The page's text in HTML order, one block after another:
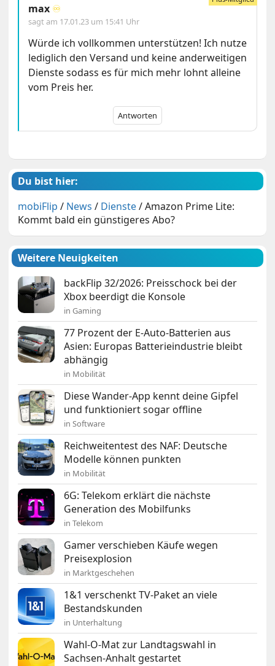
max ♾️
sagt am 17.01.23 um 15:41 Uhr
Würde ich vollkommen unterstützen! Ich nutze
lediglich den Versand und keine anderweitigen
Dienste sodass es für mich mehr lohnt alleine
vom Preis her.
Antworten
Du bist hier:
mobiFlip / News / Dienste/Amazon Prime Lite:
Kommt bald ein günstigeres Abo?
Weitere Neuigkeiten
backFlip 32/2026: Preisschock bei der
Xbox beerdigt die Konsole
in Gaming
77 Prozent der E-Auto-Batterien aus
Asien: Europas Batterieindustrie bleibt
abhängig
in Mobilität
Diese Wander-App kennt deine Gipfel
und funktioniert sogar offline
in Software
Reichweitentest des NAF: Deutsche
Modelle können punkten
in Mobilität
6G: Telekom erklärt die nächste
Generation des Mobilfunks
in Telekom
Gamer verschieben Käufe wegen
Preisexplosion
in Marktgeschehen
1&1 verschenkt TV-Paket an viele
Bestandskunden
in Unterhaltung
Wahl-O-Mat zur Landtagswahl in
Sachsen-Anhalt gestartet